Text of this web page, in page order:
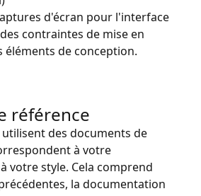
d'écran pour l'interface
contraintes de mise en
éléments de conception.
référence
des documents de
à votre
votre style. Cela comprend
la documentation